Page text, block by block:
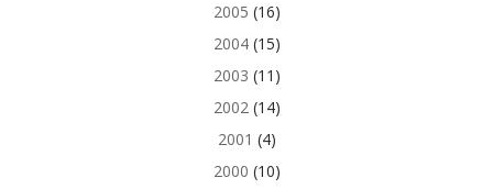
2005 (16)
2004(15)
2003 (11)
2002(14)
2001 (4)
2000 (10)